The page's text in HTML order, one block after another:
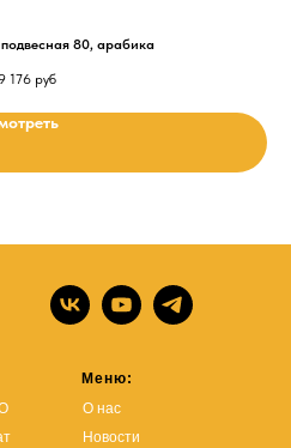
80, арабика
176 руб
Меню:
О нас
Новости